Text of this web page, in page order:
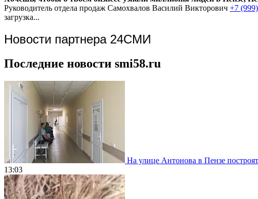
Руководитель отдела продаж Самохвалов Василий Викторович +7
загрузка...
Новости партнера 24СМИ
Последние новости smi58.ru
На улице Антонова в Пензе
13:03